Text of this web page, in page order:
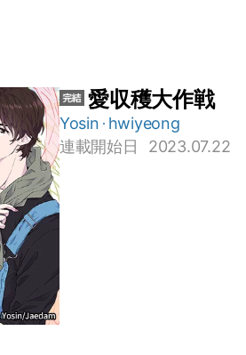
愛収穫大作戦
Yosin hwiyeong
連載開始日
2023.07.22